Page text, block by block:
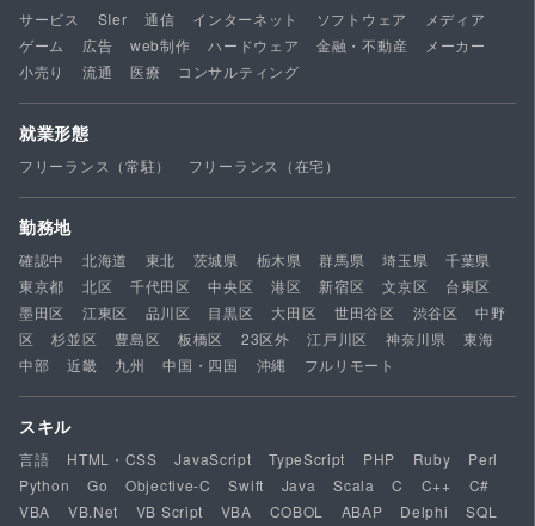
サービス SIer 通信 インターネット ソフトウェア
メディア
ゲーム
広告 web制作 ハードウェア 金融・不動産
メーカー
小売り
流通 医療 コンサルティング
就業形態
フリーランス（常駐） フリーランス（在宅）
勤務地
確認中 北海道 東北 茨城県 栃木県 群馬県 埼玉県
千葉県
東京都
北区 千代田区 中央区 港区 新宿区 文京区
台東区
墨田区
江東区 品川区 目黒区 大田区 世田谷区 渋谷区
中野
区
杉並区 豊島区 板橋区 23区外 江戸川区 神奈川県
東海
中部
近畿 九州 中国・四国 沖縄 フルリモート
スキル
言語 HTML・CSS JavaScript TypeScript PHP Ruby
Perl
Python
Go Objective-C Swift Java Scala C C++
C#
VBA
VB.Net VB Script VBA COBOL ABAP Delphi
SQL